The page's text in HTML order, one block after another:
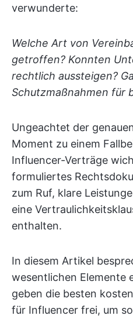
verwunderte:
Welche Art von
getroffen? Konnten
rechtlich aussteigen?
Schutzmaßnahmen für
Ungeachtet der
Moment zu einem
Influencer-Verträge
formuliertes
zum Ruf, klare
eine
enthalten.
In diesem Artikel
wesentlichen Elemente
geben die besten
für Influencer frei, um